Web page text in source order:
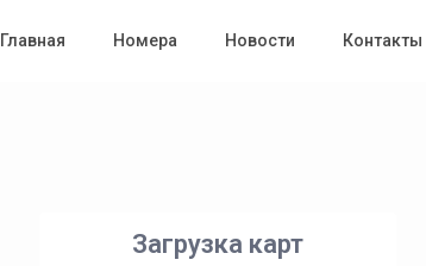
Главная Номера Новости Контакты
Загрузка карт